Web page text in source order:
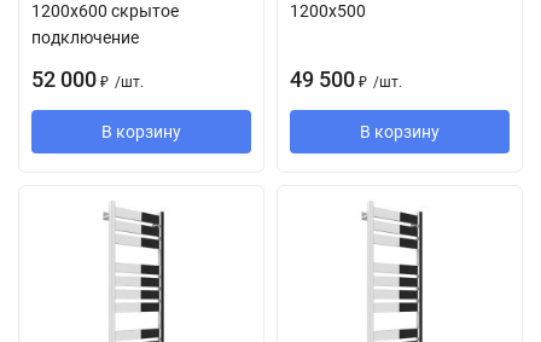
1200х600 скрытое
подключение
52 000 ₽ /шт.
В корзину
1200х500
49 500 ₽ /шт.
В корзину